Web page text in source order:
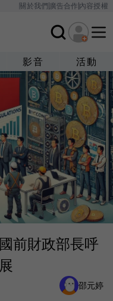
關於我們廣告合作內容授權
影音 活動
前財政部長呼
邵元婷